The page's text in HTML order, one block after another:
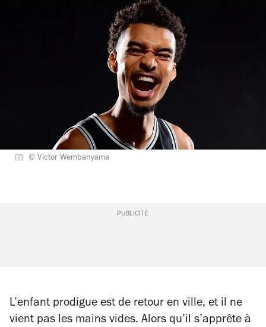
© Victor Wembanyama
PUBLICITÉ
L’enfant prodigue est de retour en ville, et il ne
vient pas les mains vides. Alors qu’il s’apprête à